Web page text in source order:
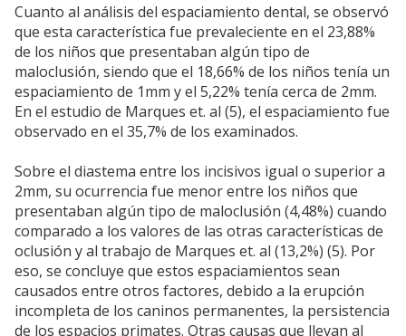
Cuanto al análisis del espaciamiento dental, se observó
que esta característica fue prevaleciente en el 23,88%
de los niños que presentaban algún tipo de
maloclusión, siendo que el 18,66% de los niños tenía un
espaciamiento de 1mm y el 5,22% tenía cerca de 2mm.
En el estudio de Marques et. al (5), el espaciamiento fue
observado en el 35,7% de los examinados.
Sobre el diastema entre los incisivos igual o superior a
2mm, su ocurrencia fue menor entre los niños que
presentaban algún tipo de maloclusión (4,48%) cuando
comparado a los valores de las otras características de
oclusión y al trabajo de Marques et. al (13,2%) (5). Por
eso, se concluye que estos espaciamientos sean
causados entre otros factores, debido a la erupción
incompleta de los caninos permanentes, la persistencia
de los espacios primates. Otras causas que llevan al